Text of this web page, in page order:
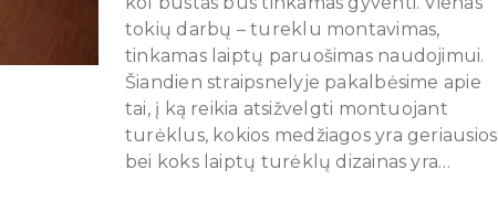
tokių darbų – tureklu montavimas,
tinkamas laiptų paruošimas naudojimui.
Šiandien straipsnelyje pakalbėsime apie
tai, į ką reikia atsižvelgti montuojant
turėklus, kokios medžiagos yra geriausios
bei koks laiptų turėklų dizainas yra…